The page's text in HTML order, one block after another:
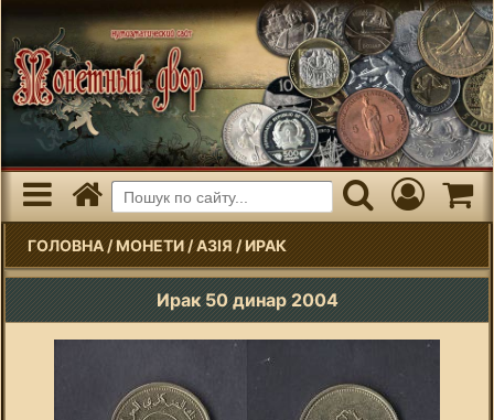
ГОЛОВНА/МОНЕТИ/АЗІЯ/ИРАК
Ирак 50 динар 2004